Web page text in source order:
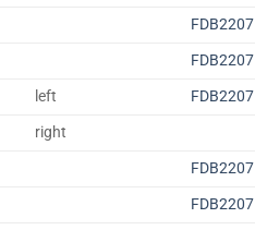
FDB2207
FDB2207
left FDB2207
right
FDB2207
FDB2207